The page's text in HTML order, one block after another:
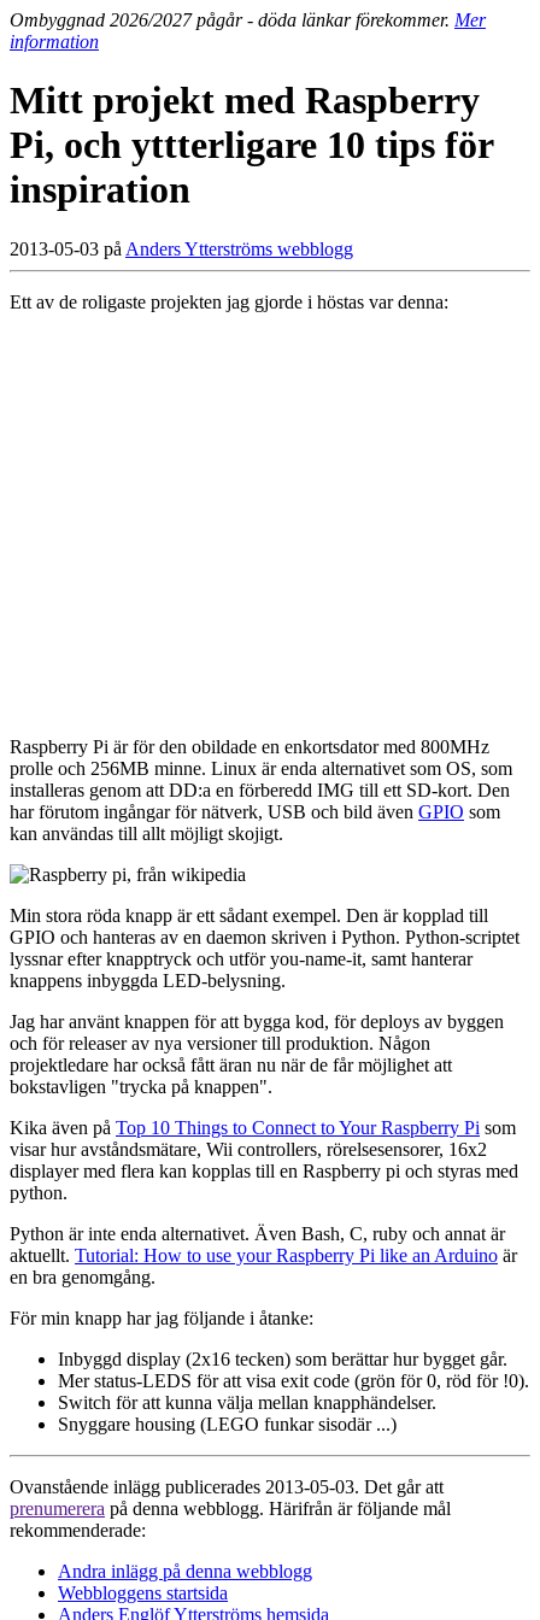
Ombyggnad 2026/2027 pågår - döda länkar förekommer. Mer
information
Mitt projekt med Raspberry
Pi, och yttterligare 10 tips för
inspiration
2013-05-03 på Anders Ytterströms webblogg
Ett av de roligaste projekten jag gjorde i höstas var denna:
Raspberry Pi är för den obildade en enkortsdator med 800MHz
prolle och 256MB minne. Linux är enda alternativet som OS, som
installeras genom att DD:a en förberedd IMG till ett SD-kort. Den
har förutom ingångar för nätverk, USB och bild även GPIO som
kan användas till allt möjligt skojigt.
Min stora röda knapp är ett sådant exempel. Den är kopplad till
GPIO och hanteras av en daemon skriven i Python. Python-scriptet
lyssnar efter knapptryck och utför you-name-it, samt hanterar
knappens inbyggda LED-belysning.
Jag har använt knappen för att bygga kod, för deploys av byggen
och för releaser av nya versioner till produktion. Någon
projektledare har också fått äran nu när de får möjlighet att
bokstavligen "trycka på knappen".
Kika även på Top 10 Things to Connect to Your Raspberry Pi som
visar hur avståndsmätare, Wii controllers, rörelsesensorer, 16x2
displayer med flera kan kopplas till en Raspberry pi och styras med
python.
Python är inte enda alternativet. Även Bash, C, ruby och annat är
aktuellt. Tutorial: How to use your Raspberry Pi like an Arduino är
en bra genomgång.
För min knapp har jag följande i åtanke:
Inbyggd display (2x16 tecken) som berättar hur bygget går.
Mer status-LEDS för att visa exit code (grön för 0, röd för !0).
Switch för att kunna välja mellan knapphändelser.
Snyggare housing (LEGO funkar sisodär ...)
Ovanstående inlägg publicerades 2013-05-03. Det går att
prenumerera på denna webblogg. Härifrån är följande mål
rekommenderade:
Andra inlägg på denna webblogg
Webbloggens startsida
Anders Englöf Ytterströms hemsida